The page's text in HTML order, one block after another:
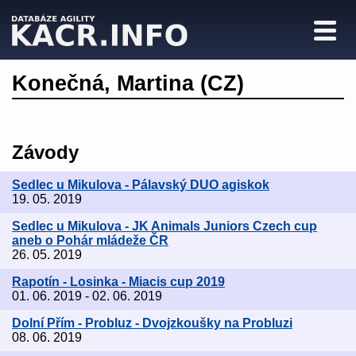
Konečná, Martina (CZ)
Závody
Sedlec u Mikulova - Pálavský DUO agiskok
19. 05. 2019
Sedlec u Mikulova - JK Animals Juniors Czech cup
aneb o Pohár mládeže ČR
26. 05. 2019
Rapotín - Losinka - Miacis cup 2019
01. 06. 2019 - 02. 06. 2019
Dolní Přím - Probluz - Dvojzkoušky na Probluzi
08. 06. 2019